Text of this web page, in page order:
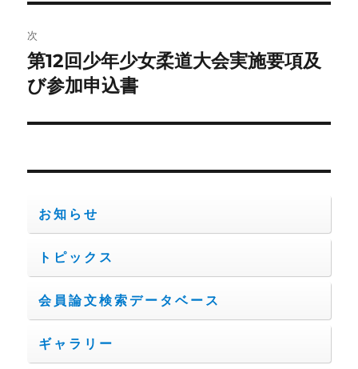
ビ
ゲ
ー
シ
投
稿:
次
次
の
稿:
第12回少年少女柔道大会実施要項及
び参加申込書
お知らせ
トピックス
会員論文検索データベース
ギャラリー